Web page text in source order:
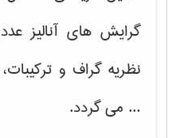
گرایش های آنالیز
نظریه گراف و
... می گردد.